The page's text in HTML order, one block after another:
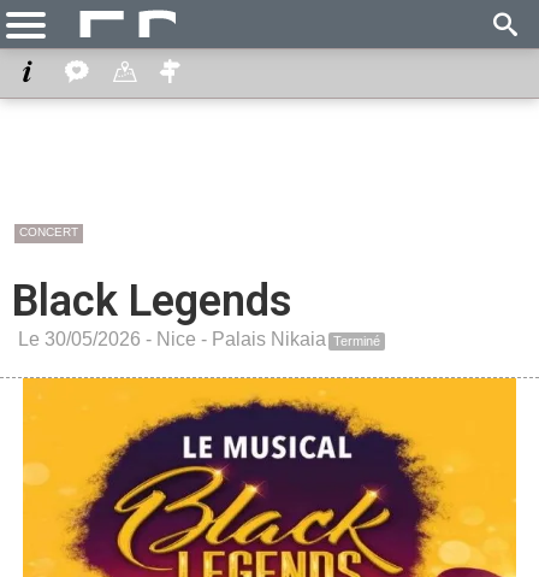
CONCERT
Black Legends
Le 30/05/2026 - Nice - Palais Nikaia Terminé